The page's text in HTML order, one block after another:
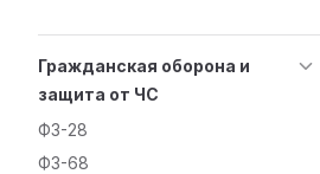
Гражданская оборона и
защита от ЧС
ФЗ-28
ФЗ-68